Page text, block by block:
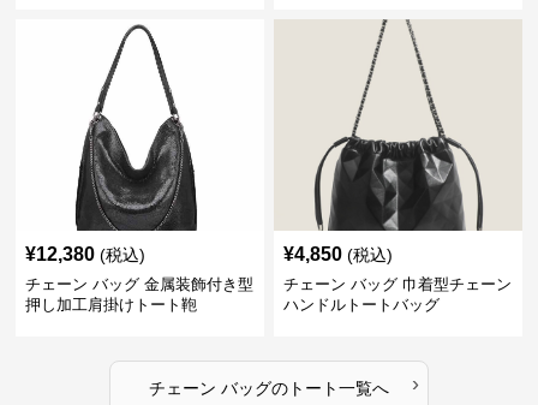
¥12,380 (税込)
チェーン バッグ 金属装飾付き型
押し加工肩掛けトート鞄
¥4,850 (税込)
チェーン バッグ 巾着型チェーン
ハンドルトートバッグ
チェーン バッグのトート一覧へ ›